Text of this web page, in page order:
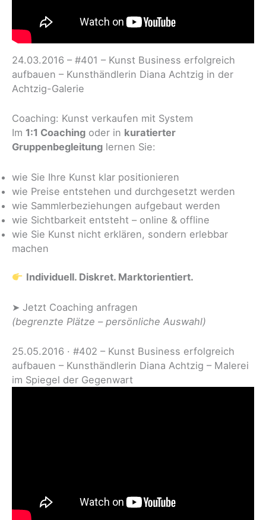
24.03.2016 – #401 – Kunst Business erfolgreich
aufbauen – Kunsthändlerin Diana Achtzig in der
Achtzig-Galerie
Coaching: Kunst verkaufen mit System
Im 1:1 Coaching oder in kuratierter
Gruppenbegleitung lernen Sie:
wie Sie Ihre Kunst klar positionieren
wie Preise entstehen und durchgesetzt werden
wie Sammlerbeziehungen aufgebaut werden
wie Sichtbarkeit entsteht – online & offline
wie Sie Kunst nicht erklären, sondern erlebbar
machen
Individuell. Diskret. Marktorientiert.
➤ Jetzt Coaching anfragen
(begrenzte Plätze – persönliche Auswahl)
25.05.2016 · #402 – Kunst Business erfolgreich
aufbauen – Kunsthändlerin Diana Achtzig – Malerei
im Spiegel der Gegenwart